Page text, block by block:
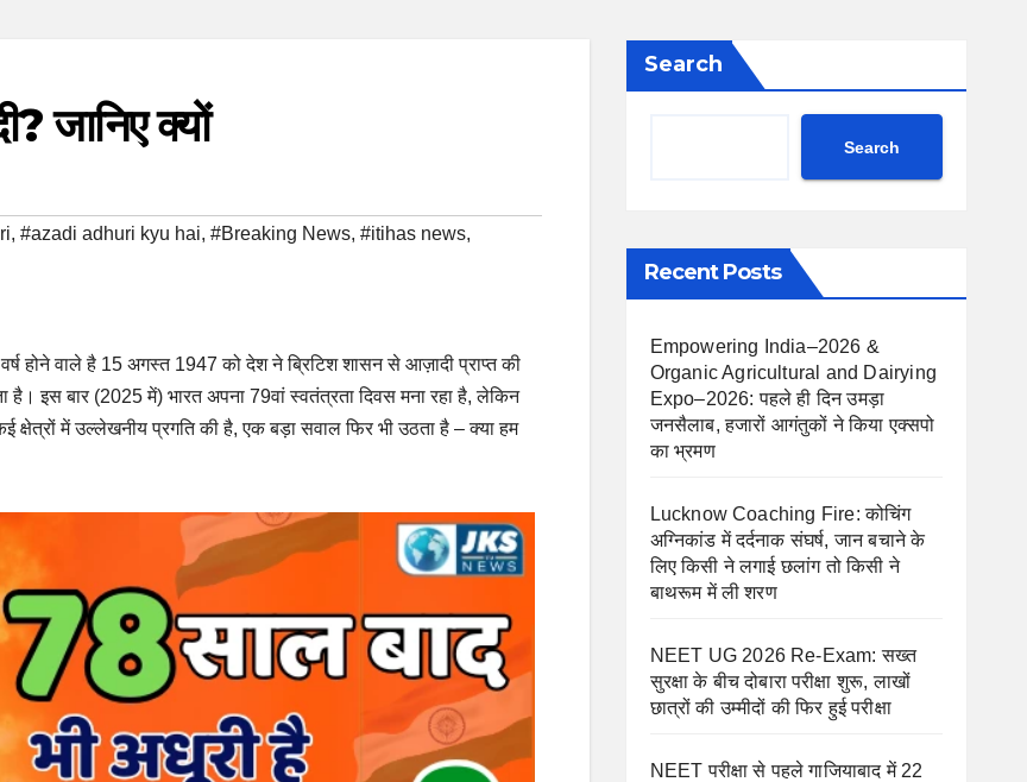
जानिए क्यों
, #azadi adhuri kyu hai, #Breaking News, #itihas news,
होने वाले है 15 अगस्त 1947 को देश ने ब्रिटिश शासन से आज़ादी प्राप्त की
है। इस बार (2025 में) भारत अपना 79वां स्वतंत्रता दिवस मना रहा है, लेकिन
में उल्लेखनीय प्रगति की है, एक बड़ा सवाल फिर भी उठता है – क्या हम
Search
Search
Recent Posts
Empowering India–2026 &
Organic Agricultural and Dairying
Expo–2026: पहले ही दिन उमड़ा
जनसैलाब, हजारों आगंतुकों ने किया एक्सपो
का भ्रमण
Lucknow Coaching Fire: कोचिंग
अग्निकांड में दर्दनाक संघर्ष, जान बचाने के
लिए किसी ने लगाई छलांग तो किसी ने
बाथरूम में ली शरण
NEET UG 2026 Re-Exam: सख्त
सुरक्षा के बीच दोबारा परीक्षा शुरू, लाखों
छात्रों की उम्मीदों की फिर हुई परीक्षा
NEET परीक्षा से पहले गाजियाबाद में 22